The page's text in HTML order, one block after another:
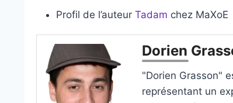
Profil de l’auteur Tadam chez MaXoE
Dorien
"Dorien Grasson"
représentant un